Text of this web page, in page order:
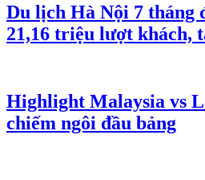
Du lịch Hà Nội 7 tháng
21,16 triệu lượt khách,
Highlight Malaysia vs
chiếm ngôi đầu bảng